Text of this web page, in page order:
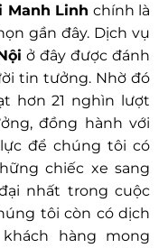
Manh Linh chính là
gần đây. Dịch vụ
ở đây được đánh
tin tưởng. Nhờ đó
hơn 21 nghìn lượt
đồng hành với
để chúng tôi có
chiếc xe sang
nhất trong cuộc
tôi còn có dịch
hàng mong